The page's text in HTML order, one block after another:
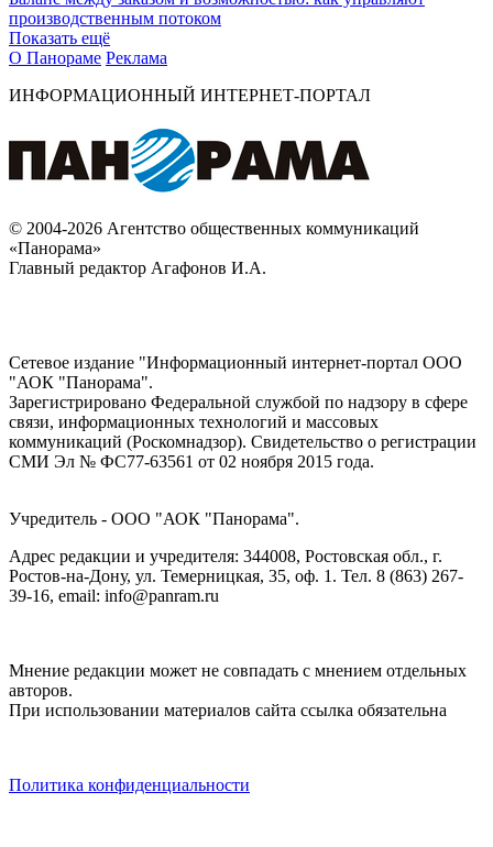
производственным потоком
Показать ещё
О Панораме Реклама
ИНФОРМАЦИОННЫЙ ИНТЕРНЕТ-ПОРТАЛ
© 2004-2026 Агентство общественных коммуникаций
«Панорама»
Главный редактор Агафонов И.А.
Сетевое издание "Информационный интернет-портал ООО
"АОК "Панорама".
Зарегистрировано Федеральной службой по надзору в сфере
связи, информационных технологий и массовых
коммуникаций (Роскомнадзор). Cвидетельство о регистрации
СМИ Эл № ФС77-63561 от 02 ноября 2015 года.
Учредитель - ООО "АОК "Панорама".
Адрес редакции и учредителя: 344008, Ростовская обл., г.
Ростов-на-Дону, ул. Темерницкая, 35, оф. 1. Тел. 8 (863) 267-
39-16, email: info@panram.ru
Мнение редакции может не совпадать с мнением отдельных
авторов.
При использовании материалов сайта ссылка обязательна
Политика конфиденциальности